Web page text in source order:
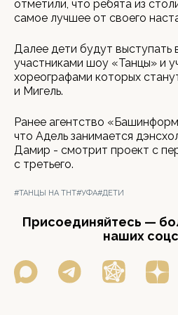
отметили, что ребята из
самое лучшее от своего
Далее дети будут выступать
участниками шоу «Танцы» и
хореографами которых
и Мигель.
Ранее агентство
что Адель занимается
Дамир - смотрит проект с
с третьего.
#ТАНЦЫ НА ТНТ#УФА#ДЕТИ
Присоединяйтесь —
наших